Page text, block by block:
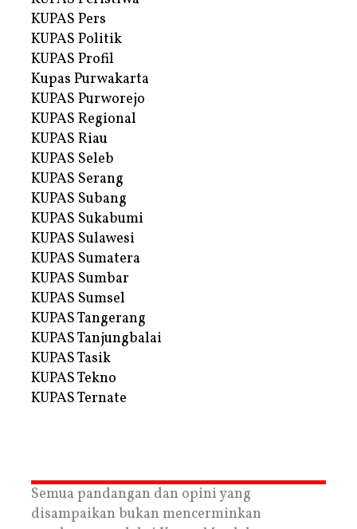
KUPAS Pers
KUPAS Politik
KUPAS Profil
Kupas Purwakarta
KUPAS Purworejo
KUPAS Regional
KUPAS Riau
KUPAS Seleb
KUPAS Serang
KUPAS Subang
KUPAS Sukabumi
KUPAS Sulawesi
KUPAS Sumatera
KUPAS Sumbar
KUPAS Sumsel
KUPAS Tangerang
KUPAS Tanjungbalai
KUPAS Tasik
KUPAS Tekno
KUPAS Ternate
Semua pandangan dan opini yang
disampaikan bukan mencerminkan